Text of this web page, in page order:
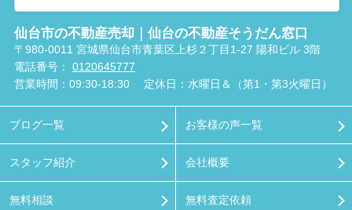
仙台市の不動産売却｜仙台の不動産そうだん窓口
〒980-0011 宮城県仙台市青葉区上杉２丁目1-27 陽和ビル 3階
電話番号： 0120645777
営業時間：09:30-18:30
定休日：水曜日＆（第1・第3火曜日）
ブログ一覧
スタッフ紹介
無料相談
お客様の声一覧
会社概要
無料査定依頼